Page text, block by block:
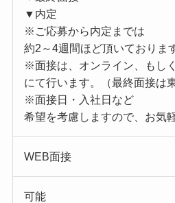
▼内定
※ご応募から内定までは
約2～4週間ほど頂いておりま
※面接は、オンライン、もし
にて行います。（最終面接は
※面接日・入社日など
希望を考慮しますので、お気
WEB面接
可能